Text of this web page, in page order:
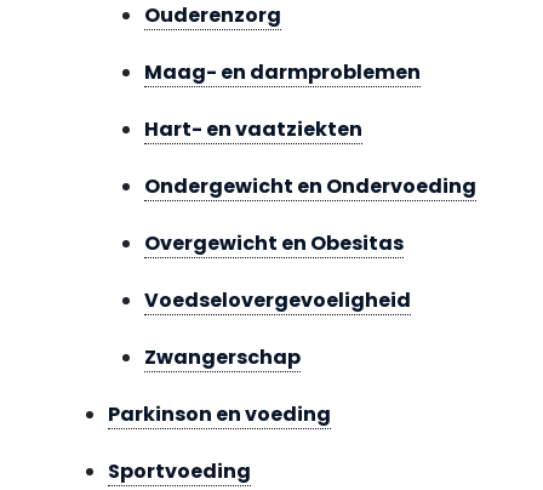
Ouderenzorg
Maag- en darmproblemen
Hart- en vaatziekten
Ondergewicht en Ondervoeding
Overgewicht en Obesitas
Voedselovergevoeligheid
Zwangerschap
Parkinson en voeding
Sportvoeding